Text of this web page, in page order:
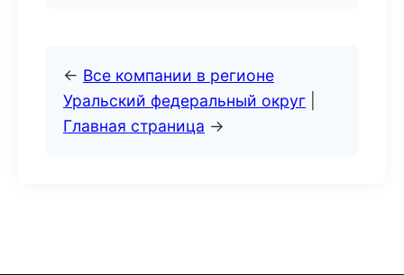
← Все компании в регионе
Уральский федеральный округ
Главная страница →